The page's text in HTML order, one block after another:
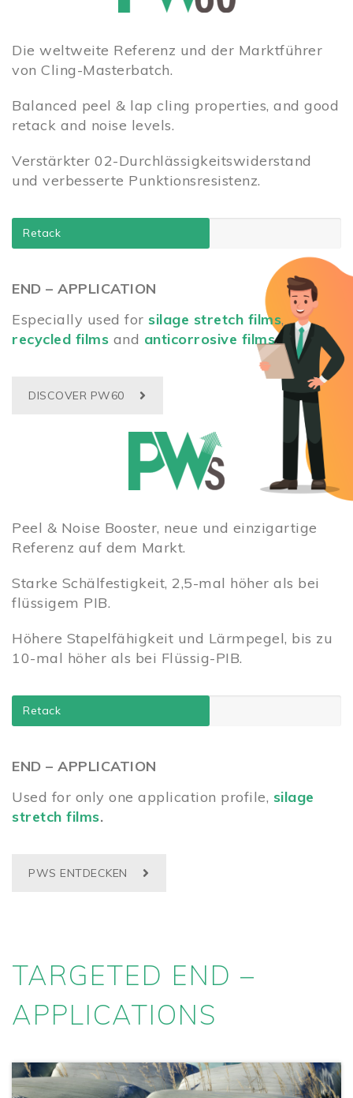
Die weltweite Referenz und der Marktführer
von Cling-Masterbatch.
Balanced peel & lap cling properties, and good
retack and noise levels.
Verstärkter 02-Durchlässigkeitswiderstand
und verbesserte Punktionsresistenz.
Retack
END – APPLICATION
Especially used for silage stretch films,
recycled films and anticorrosive films.
DISCOVER PW60
Peel & Noise Booster, neue und einzigartige
Referenz auf dem Markt.
Starke Schälfestigkeit, 2,5-mal höher als bei
flüssigem PIB.
Höhere Stapelfähigkeit und Lärmpegel, bis zu
10-mal höher als bei Flüssig-PIB.
Retack
END – APPLICATION
Used for only one application profile, silage
stretch films.
PWS ENTDECKEN
TARGETED END –
APPLICATIONS